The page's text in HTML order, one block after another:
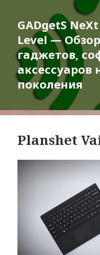
GADgetS
Level —
гаджетов,
аксессуаров
поколения
Planshet